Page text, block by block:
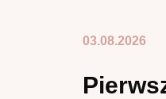
03.08.2026